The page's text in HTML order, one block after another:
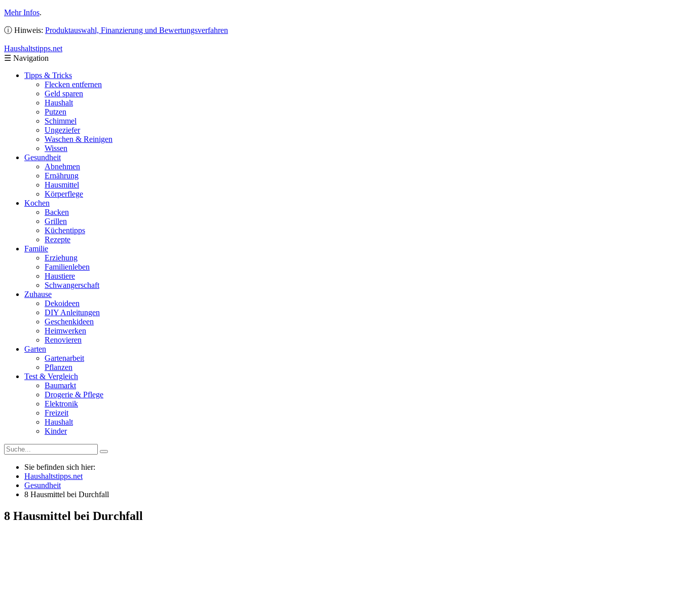
Mehr Infos.
ⓘ Hinweis: Produktauswahl, Finanzierung und Bewertungsverfahren
Haushaltstipps.net
☰ Navigation
Tipps & Tricks
Flecken entfernen
Geld sparen
Haushalt
Putzen
Schimmel
Ungeziefer
Waschen & Reinigen
Wissen
Gesundheit
Abnehmen
Ernährung
Hausmittel
Körperflege
Kochen
Backen
Grillen
Küchentipps
Rezepte
Familie
Erziehung
Familienleben
Haustiere
Schwangerschaft
Zuhause
Dekoideen
DIY Anleitungen
Geschenkideen
Heimwerken
Renovieren
Garten
Gartenarbeit
Pflanzen
Test & Vergleich
Baumarkt
Drogerie & Pflege
Elektronik
Freizeit
Haushalt
Kinder
Sie befinden sich hier:
Haushaltstipps.net
Gesundheit
8 Hausmittel bei Durchfall
8 Hausmittel bei Durchfall